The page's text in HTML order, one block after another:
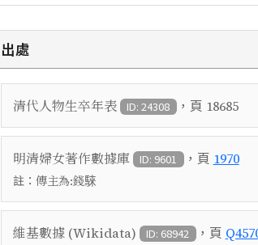
出處
清代人物生卒年表 ID: 24308 ，頁 18685
明清婦女著作數據庫 ID: 9601 ，頁 1970
註： 傳主為:錢騋
維基數據 (Wikidata) ID: 68942 ，頁